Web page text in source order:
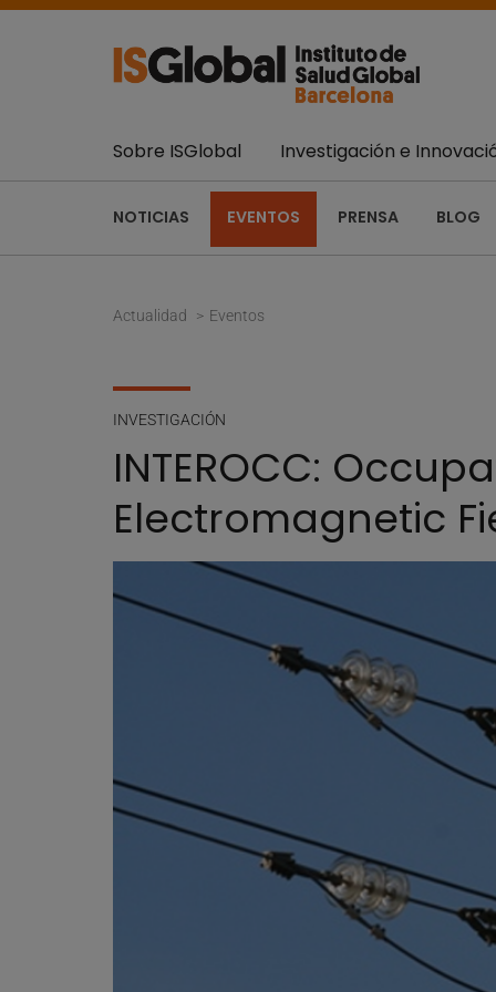
Sobre ISGlobal Investigación e
NOTICIAS EVENTOS PRENSA BLOG
Actualidad Eventos
INVESTIGACIÓN
INTEROCC:
Electromagnetic